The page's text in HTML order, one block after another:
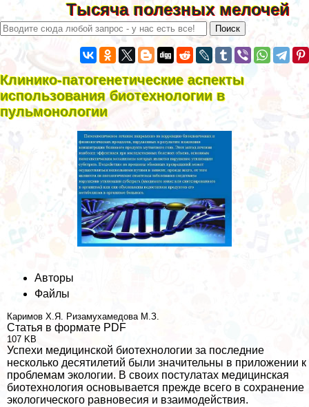
Тысяча полезных мелочей
Клинико-патогенетические аспекты
использования биотехнологии в
пульмонологии
Авторы
Файлы
Каримов Х.Я. Ризамухамедова М.З.
Статья в формате PDF
107 KB
Успехи медицинской биотехнологии за последние
несколько десятилетий были значительны в приложении к
проблемам экологии. В своих постулатах медицинская
биотехнология основывается прежде всего в сохранение
экологического равновесия и взаимодействия.